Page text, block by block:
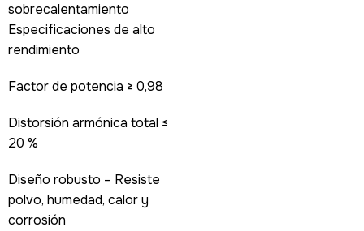
sobrecalentamiento
Especificaciones de alto
rendimiento
Factor de potencia ≥ 0,98
Distorsión armónica total ≤
20 %
Diseño robusto – Resiste
polvo, humedad, calor y
corrosión